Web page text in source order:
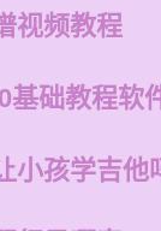
视频教程
基础教程软
小孩学吉他